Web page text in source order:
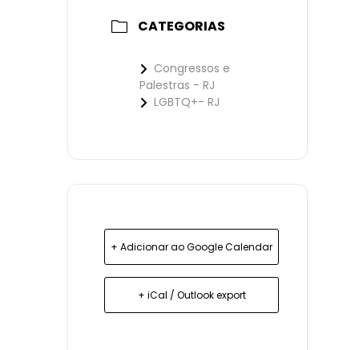
CATEGORIAS
Congressos e
Palestras - RJ
LGBTQ+- RJ
+ Adicionar ao Google Calendar
+ iCal / Outlook export